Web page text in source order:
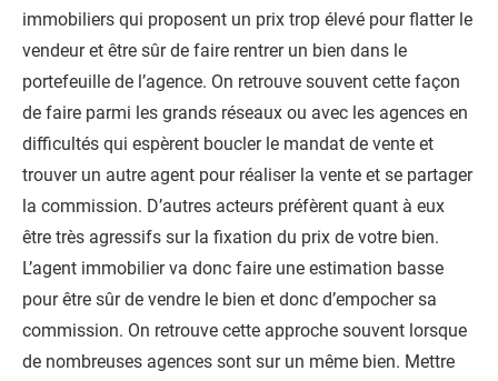
immobiliers qui proposent un prix trop élevé pour flatter le
vendeur et être sûr de faire rentrer un bien dans le
portefeuille de l’agence. On retrouve souvent cette façon
de faire parmi les grands réseaux ou avec les agences en
difficultés qui espèrent boucler le mandat de vente et
trouver un autre agent pour réaliser la vente et se partager
la commission. D’autres acteurs préfèrent quant à eux
être très agressifs sur la fixation du prix de votre bien.
L’agent immobilier va donc faire une estimation basse
pour être sûr de vendre le bien et donc d’empocher sa
commission. On retrouve cette approche souvent lorsque
de nombreuses agences sont sur un même bien. Mettre